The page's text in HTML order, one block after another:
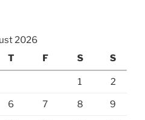
2026
T F S S
1 2
6 7 8 9